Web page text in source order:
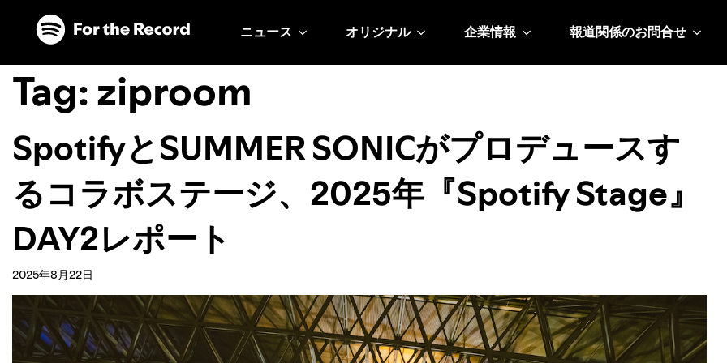
ニュース オリジナル 企業情報 報道関係のお問合せ
Tag:ziproom
SpotifyとSUMMER SONICがプロデュースす
るコラボステージ、2025年『Spotify Stage』
DAY2レポート
2025年8月22日